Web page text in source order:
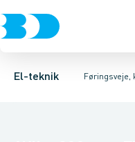
El-teknik
Afbrydere,
Føringsveje
Gitterbakke Endestykke